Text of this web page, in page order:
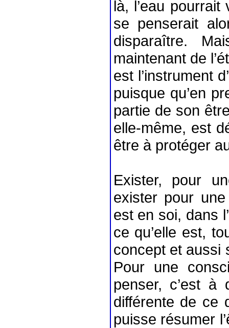
là, l’eau
se penserait
disparaître.
maintenant de
est l’instrument
puisque qu’en
partie de son
elle-même, est
être à protéger
Exister, pour
exister pour
est en soi, dans
ce qu’elle est,
concept et aussi
Pour une
penser, c’est à
différente de ce
puisse résumer